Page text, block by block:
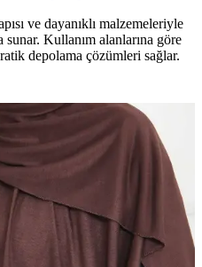
ve dayanıklı malzemeleriyle
Kullanım alanlarına göre
depolama çözümleri sağlar.